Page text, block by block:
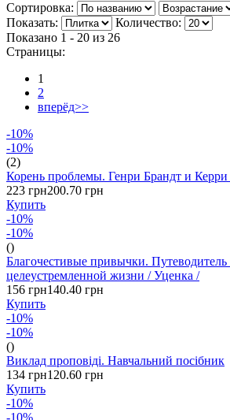
Сортировка:
Показать:
Количество:
Показано 1 - 20 из 26
Страницы:
1
2
вперёд>>
-10%
-10%
(2)
Корень проблемы. Генри Брандт и
223 грн200.70 грн
Купить
-10%
-10%
()
Благочестивые привычки.
целеустремленной жизни / Уценка /
156 грн140.40 грн
Купить
-10%
-10%
()
Виклад проповіді. Навчальний посібник
134 грн120.60 грн
Купить
-10%